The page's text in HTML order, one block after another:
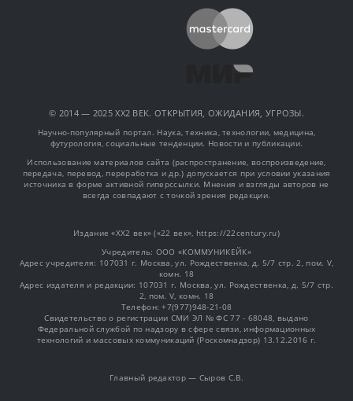
© 2014 — 2025 XX2 ВЕК. ОТКРЫТИЯ, ОЖИДАНИЯ, УГРОЗЫ.
Научно-популярный портал. Наука, техника, технологии, медицина,
футурология, социальные тенденции. Новости и публикации.
Использование материалов сайта (распространение, воспроизведение,
передача, перевод, переработка и др.) допускается при условии указания
источника в форме активной гиперссылки. Мнения и взгляды авторов не
всегда совпадают с точкой зрения редакции.
Издание «XX2 век» («22 век», https://22century.ru)
Учредитель: OOO «КОММУНИКЕЙК»
Адрес учредителя: 107031 г. Москва, ул. Рождественка, д. 5/7 стр. 2, пом. V,
комн. 18
Адрес издателя и редакции: 107031 г. Москва, ул. Рождественка, д. 5/7 стр.
2, пом. V, комн. 18
Телефон: +7(977)948-21-08
Свидетельство о регистрации СМИ ЭЛ № ФС 77 - 68048, выдано
Федеральной службой по надзору в сфере связи, информационных
технологий и массовых коммуникаций (Роскомнадзор) 13.12.2016 г.
Главный редактор — Сыров С.В.